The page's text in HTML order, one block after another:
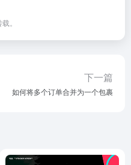
。
下一篇
如何将多个订单合并为一个包裹